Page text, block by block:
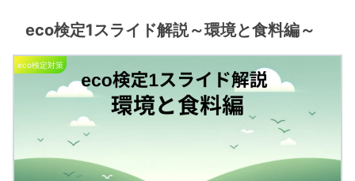
eco検定1スライド解説～環境と食料編～
eco検定対策